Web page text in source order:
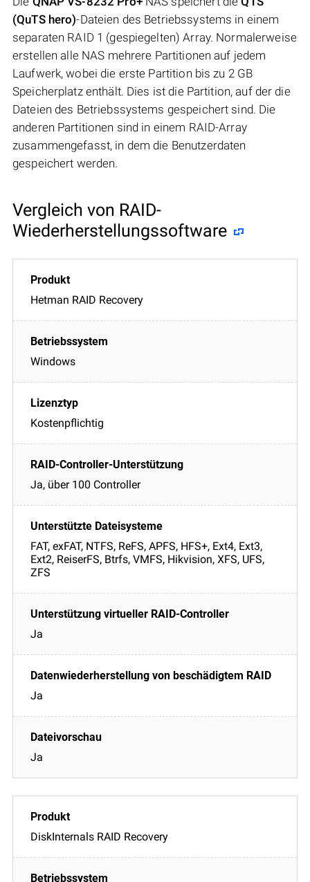
(QuTS hero)-Dateien des Betriebssystems in einem
separaten RAID 1 (gespiegelten) Array. Normalerweise
erstellen alle NAS mehrere Partitionen auf jedem
Laufwerk, wobei die erste Partition bis zu 2 GB
Speicherplatz enthält. Dies ist die Partition, auf der die
Dateien des Betriebssystems gespeichert sind. Die
anderen Partitionen sind in einem RAID-Array
zusammengefasst, in dem die Benutzerdaten
gespeichert werden.
Vergleich von RAID-
Wiederherstellungssoftware
Hetman RAID Recovery
Windows
Kostenpflichtig
Ja, über 100 Controller
FAT, exFAT, NTFS, ReFS, APFS, HFS+, Ext4, Ext3,
Ext2, ReiserFS, Btrfs, VMFS, Hikvision, XFS, UFS,
ZFS
Ja
Ja
Ja
DiskInternals RAID Recovery